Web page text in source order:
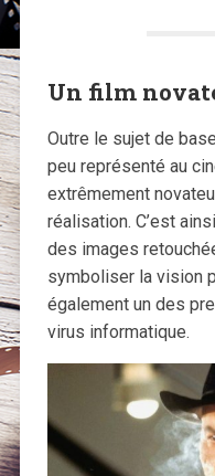
Un film
Outre le sujet de
peu représenté au
extrêmement
réalisation. C’est
des images
symboliser la vision
également un des
virus informatique.